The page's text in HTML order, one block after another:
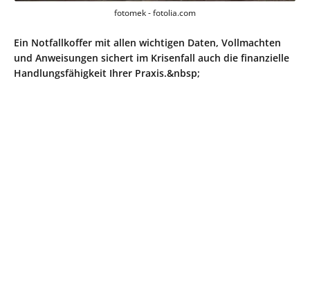
fotomek - fotolia.com
Ein Notfallkoffer mit allen wichtigen Daten, Vollmachten
und Anweisungen sichert im Krisenfall auch die finanzielle
Handlungsfähigkeit Ihrer Praxis.&nbsp;